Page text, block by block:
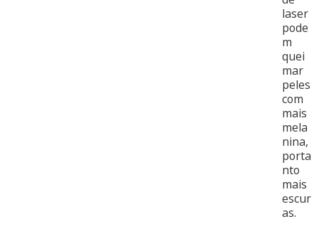
laser
pode
m
quei
mar
peles
com
mais
mela
nina,
porta
nto
mais
escur
as.